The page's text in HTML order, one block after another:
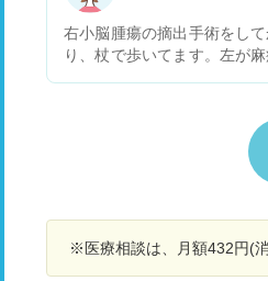
右小脳腫瘍の摘出手術をし
り、杖で歩いてます。左が
※医療相談は、月額432円(